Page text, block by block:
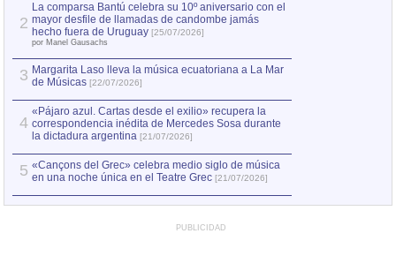
2
La comparsa Bantú celebra su 10º aniversario con el
mayor desfile de llamadas de candombe jamás
hecho fuera de Uruguay [25/07/2026]
por Manel Gausachs
3 Margarita Laso lleva la música ecuatoriana a La Mar
de Músicas [22/07/2026]
4
«Pájaro azul. Cartas desde el exilio» recupera la
correspondencia inédita de Mercedes Sosa durante
la dictadura argentina [21/07/2026]
5 «Cançons del Grec» celebra medio siglo de música
en una noche única en el Teatre Grec [21/07/2026]
PUBLICIDAD